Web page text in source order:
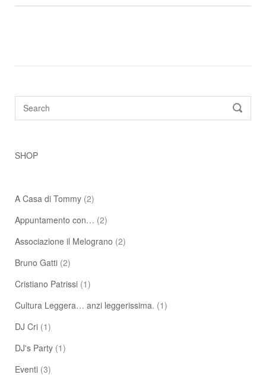
Search
SHOP
A Casa di Tommy (2)
Appuntamento con… (2)
Associazione il Melograno (2)
Bruno Gatti (2)
Cristiano Patrissi (1)
Cultura Leggera… anzi leggerissima. (1)
DJ Cri (1)
DJ's Party (1)
Eventi (3)